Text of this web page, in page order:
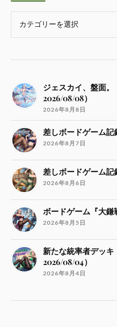
ジェスカイ、盤面。
2026/08/08）
2026年8月8日
差しボードゲーム記
2026年8月7日
差しボードゲーム記
2026年8月6日
ボードゲーム『大鎌
2026年8月5日
新たな統率者デッキ
2026/08/04）
2026年8月4日